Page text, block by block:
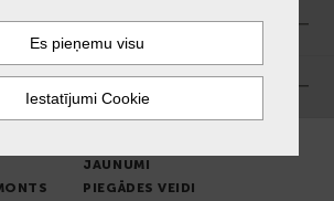
APMAKSA
JAUNUMI
PIEGĀDES VEIDI